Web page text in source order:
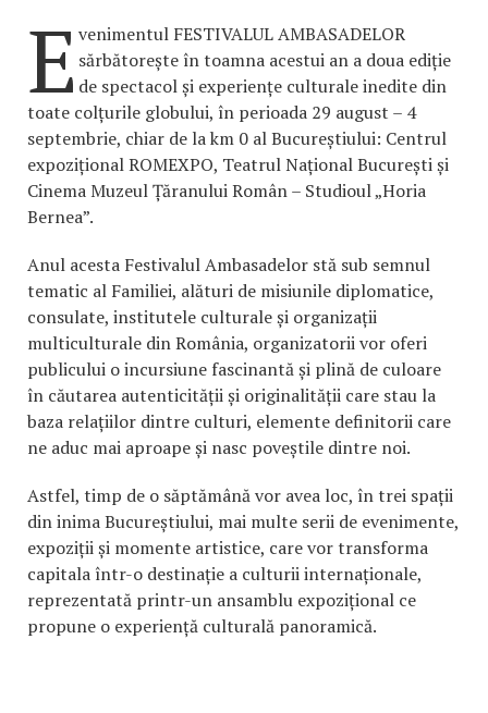
E venimentul FESTIVALUL AMBASADELOR
sărbătorește în toamna acestui an a doua ediție
de spectacol și experiențe culturale inedite din
toate colțurile globului, în perioada 29 august – 4
septembrie, chiar de la km 0 al Bucureștiului: Centrul
expozițional ROMEXPO, Teatrul Național București și
Cinema Muzeul Țăranului Român – Studioul „Horia
Bernea”.
Anul acesta Festivalul Ambasadelor stă sub semnul
tematic al Familiei, alături de misiunile diplomatice,
consulate, institutele culturale și organizații
multiculturale din România, organizatorii vor oferi
publicului o incursiune fascinantă și plină de culoare
în căutarea autenticității și originalității care stau la
baza relațiilor dintre culturi, elemente definitorii care
ne aduc mai aproape și nasc poveștile dintre noi.
Astfel, timp de o săptămână vor avea loc, în trei spații
din inima Bucureștiului, mai multe serii de evenimente,
expoziții și momente artistice, care vor transforma
capitala într-o destinație a culturii internaționale,
reprezentată printr-un ansamblu expozițional ce
propune o experiență culturală panoramică.